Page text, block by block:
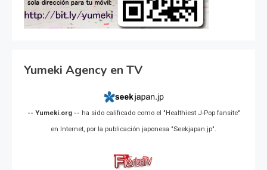
Yumeki Agency en TV
-- Yumeki.org -- ha sido calificado como el "Healthiest J-Pop fansite"
en Internet, por la publicación japonesa "Seekjapan.jp".